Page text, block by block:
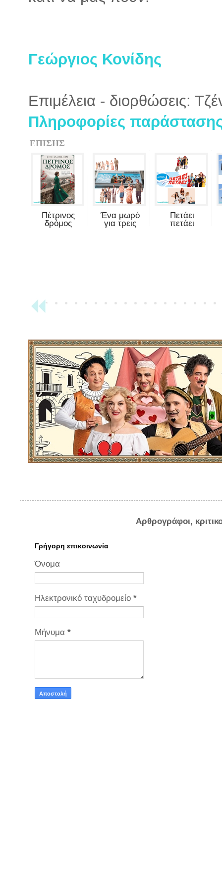
Γεώργιος Κονίδης
Επιμέλεια - διορθώσεις:
Πληροφορίες παράστασης
ΕΠΙΣΗΣ
Πέτρινος
δρόμος
Ένα μωρό
για τρεις
Πετάει
πετάει
Αρθρογράφοι,
Γρήγορη επικοινωνία
Όνομα
Ηλεκτρονικό ταχυδρομείο *
Μήνυμα *